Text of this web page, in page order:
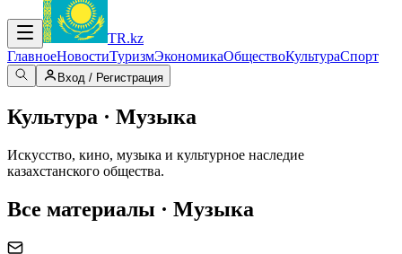
TR.kz
ГлавноеНовостиТуризмЭкономикаОбществоКультураСпорт
Вход / Регистрация
Культура · Музыка
Искусство, кино, музыка и культурное наследие
казахстанского общества.
Все материалы · Музыка